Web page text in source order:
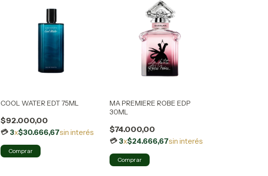
COOL WATER EDT 75ML
$92.000,00
3x$30.666,67sin interés
MA PREMIERE ROBE EDP
30ML
$74.000,00
3x$24.666,67sin interés